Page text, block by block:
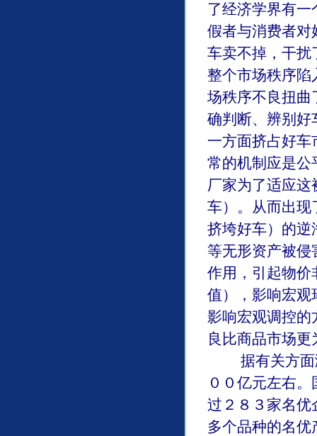
了经济学界有一
假者与消费者对
车卖不掉，干扰
整个市场秩序陷
场秩序不良扭曲
确判断、辨别
一方面挤占好
常的机制应是公
厂家为了适应
车）。从而出现
挤垮好车）的逆
等无形资产被侵
作用，引起物价
值），影响宏观
影响宏观调控的
良比商品市场
据有关方面测
００亿元左右
过２８３家名优
多个品种的名